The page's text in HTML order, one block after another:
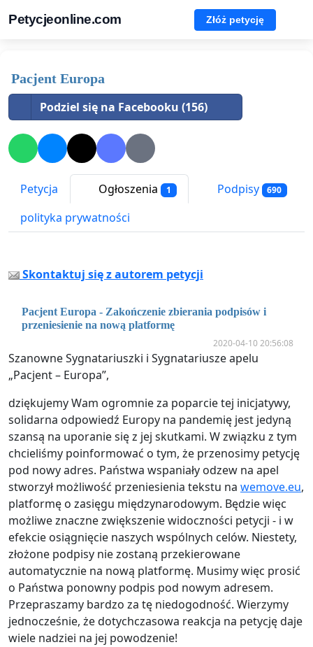
Petycjeonline.com Złóż petycję
Pacjent Europa
Podziel się na Facebooku (156)
Petycja Ogłoszenia 1 Podpisy 690
polityka prywatności
Skontaktuj się z autorem petycji
Pacjent Europa - Zakończenie zbierania podpisów i
przeniesienie na nową platformę
2020-04-10 20:56:08
Szanowne Sygnatariuszki i Sygnatariusze apelu
„Pacjent – Europa”,
dziękujemy Wam ogromnie za poparcie tej inicjatywy,
solidarna odpowiedź Europy na pandemię jest jedyną
szansą na uporanie się z jej skutkami. W związku z tym
chcieliśmy poinformować o tym, że przenosimy petycję
pod nowy adres. Państwa wspaniały odzew na apel
stworzył możliwość przeniesienia tekstu na wemove.eu,
platformę o zasięgu międzynarodowym. Będzie więc
możliwe znaczne zwiększenie widoczności petycji - i w
efekcie osiągnięcie naszych wspólnych celów. Niestety,
złożone podpisy nie zostaną przekierowane
automatycznie na nową platformę. Musimy więc prosić
o Państwa ponowny podpis pod nowym adresem.
Przepraszamy bardzo za tę niedogodność. Wierzymy
jednocześnie, że dotychczasowa reakcja na petycję daje
wiele nadziei na jej powodzenie!